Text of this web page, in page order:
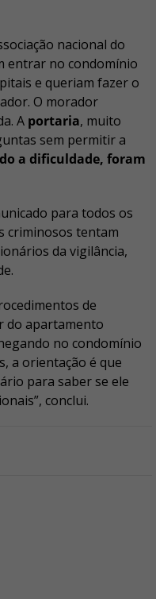
nacional do
entrar no condomínio
e queriam fazer o
O morador
A portaria, muito
sem permitir a
a dificuldade, foram
para todos os
criminosos tentam
da vigilância,
de
do apartamento
no condomínio
a orientação é que
para saber se ele
conclui.